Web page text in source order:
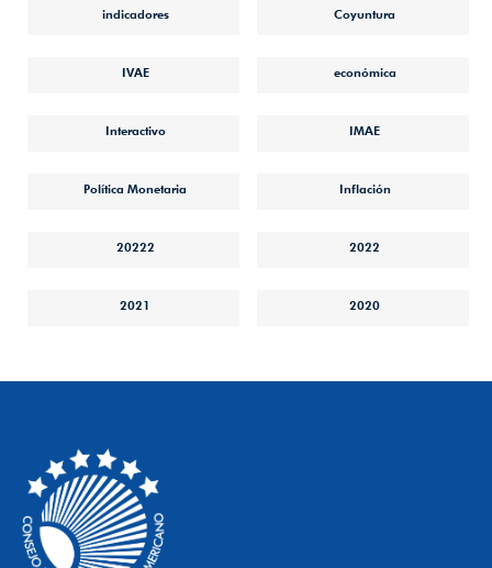
indicadores Coyuntura
IVAE económica
Interactivo IMAE
Política Monetaria Inflación
20222 2022
2021 2020